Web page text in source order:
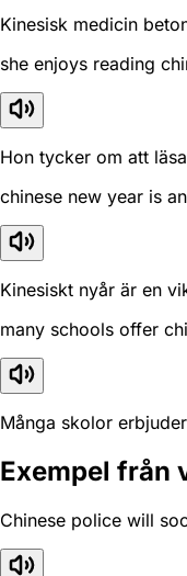
Kinesisk medicin
she enjoys reading
Hon tycker om att
chinese new year is
Kinesiskt nyår är en
many schools offer
Många skolor
Exempel från
Chinese police will